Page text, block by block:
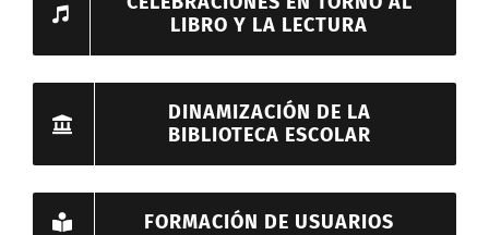
LIBRO Y LA LECTURA
DINAMIZACIÓN DE LA
BIBLIOTECA ESCOLAR
FORMACIÓN DE USUARIOS